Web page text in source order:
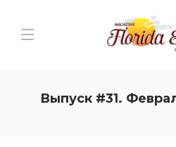
Выпуск #31.